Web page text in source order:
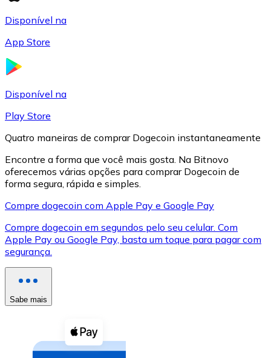
XRP
XRP
Ver tudo
Cupons cripto
Compre criptomoedas com dinheiro e outros
Disponível na
App Store
Disponível na
Play Store
Quatro maneiras de comprar Dogecoin instantaneamente
Encontre a forma que você mais gosta. Na Bitnovo
oferecemos várias opções para comprar Dogecoin de
forma segura, rápida e simples.
Compre dogecoin com Apple Pay e Google Pay
Compre dogecoin em segundos pelo seu celular. Com
Apple Pay ou Google Pay, basta um toque para pagar com
segurança.
Sabe mais